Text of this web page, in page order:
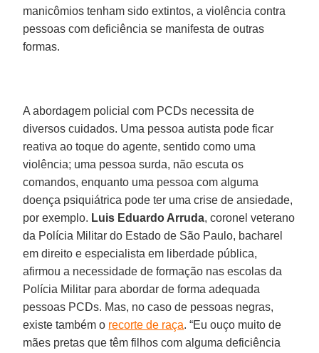
manicômios tenham sido extintos, a violência contra
pessoas com deficiência se manifesta de outras
formas.
A abordagem policial com PCDs necessita de
diversos cuidados. Uma pessoa autista pode ficar
reativa ao toque do agente, sentido como uma
violência; uma pessoa surda, não escuta os
comandos, enquanto uma pessoa com alguma
doença psiquiátrica pode ter uma crise de ansiedade,
por exemplo. Luis Eduardo Arruda, coronel veterano
da Polícia Militar do Estado de São Paulo, bacharel
em direito e especialista em liberdade pública,
afirmou a necessidade de formação nas escolas da
Polícia Militar para abordar de forma adequada
pessoas PCDs. Mas, no caso de pessoas negras,
existe também o recorte de raça. “Eu ouço muito de
mães pretas que têm filhos com alguma deficiência